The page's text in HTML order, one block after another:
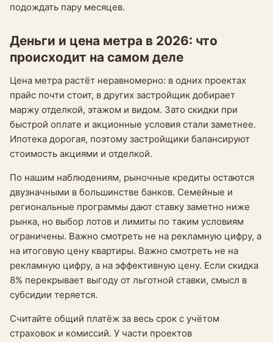
подождать пару месяцев.
Деньги и цена метра в 2026: что
происходит на самом деле
Цена метра растёт неравномерно: в одних проектах
прайс почти стоит, в других застройщик добирает
маржу отделкой, этажом и видом. Зато скидки при
быстрой оплате и акционные условия стали заметнее.
Ипотека дорогая, поэтому застройщики балансируют
стоимость акциями и отделкой.
По нашим наблюдениям, рыночные кредиты остаются
двузначными в большинстве банков. Семейные и
региональные программы дают ставку заметно ниже
рынка, но выбор лотов и лимиты по таким условиям
ограничены. Важно смотреть не на рекламную цифру, а
на итоговую цену квартиры. Важно смотреть не на
рекламную цифру, а на эффективную цену. Если скидка
8% перекрывает выгоду от льготной ставки, смысл в
субсидии теряется.
Считайте общий платёж за весь срок с учётом
страховок и комиссий. У части проектов